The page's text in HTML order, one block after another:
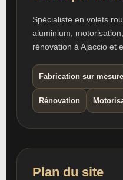
Spécialiste en volets
aluminium,
rénovation à Ajaccio et
Fabrication sur mesure
Rénovation
Plan du site